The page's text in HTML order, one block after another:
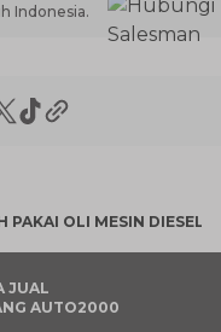
Indonesia.
PAKAI OLI MESIN DIESEL
JUAL
AUTO2000